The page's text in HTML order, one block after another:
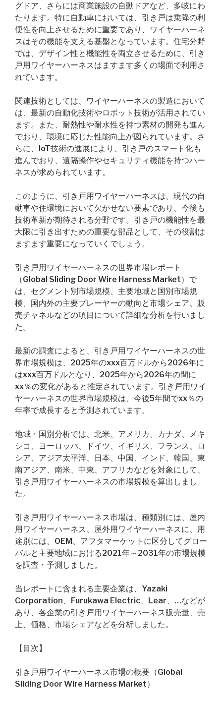
グドア、さらには商業施設の自動ドアなど、多岐にわ
たります。特に自動車においては、引き戸は乗降の利
便性を向上させるために重要であり、ワイヤーハーネ
スはその機能を支える基盤となっています。住宅分野
では、デザイン性と機能性を両立させるために、引き
戸用ワイヤーハーネスはますます多くの場面で利用さ
れています。
関連技術としては、ワイヤーハーネスの製造において
は、最新の自動化技術やロボット技術が活用されてい
ます。また、耐熱性や耐水性を持つ素材の開発も進ん
でおり、環境に応じた性能向上が図られています。さ
らに、IoT技術の進展により、引き戸のスマート化も
進んでおり、遠隔操作やセキュリティ機能を持つハー
ネスが求められています。
このように、引き戸用ワイヤーハーネスは、現代の自
動車や住環境において欠かせない要素であり、今後も
技術革新が期待される分野です。引き戸の機能性を最
大限に引き出すための重要な部品として、その役割は
ますます重要になっていくでしょう。
引き戸用ワイヤーハーネスの世界市場レポート
（Global Sliding Door Wire Harness Market）で
は、セグメント別市場規模、主要地域と国別市場規
模、国内外の主要プレーヤーの動向と市場シェア、販
売チャネルなどの項目について詳細な分析を行いまし
た。
最新の調査によると、引き戸用ワイヤーハーネスの世
界市場規模は、2025年のxxx百万ドルから2026年に
はxxx百万ドルとなり、2025年から2026年の間に
xx％の変化があると推定されています。引き戸用ワイ
ヤーハーネスの世界市場規模は、今後5年間でxx％の
年率で成長すると予測されています。
地域・国別分析では、北米、アメリカ、カナダ、メキ
シコ、ヨーロッパ、ドイツ、イギリス、フランス、ロ
シア、アジア太平洋、日本、中国、インド、韓国、東
南アジア、南米、中東、アフリカなどを対象にして、
引き戸用ワイヤーハーネスの市場規模を算出しまし
た。
引き戸用ワイヤーハーネス市場は、種類別には、屋内
用ワイヤーハーネス、屋外用ワイヤーハーネスに、用
途別には、OEM、アフタマーケットに区分してグロー
バルと主要地域における2021年～2031年の市場規模
を調査・予測しました。
当レポートに含まれる主要企業は、Yazaki
Corporation、Furukawa Electric、Lear、…などが
あり、各企業の引き戸用ワイヤーハーネス販売量、売
上、価格、市場シェアなどを分析しました。
【目次】
引き戸用ワイヤーハーネス市場の概要（Global
Sliding Door Wire Harness Market）